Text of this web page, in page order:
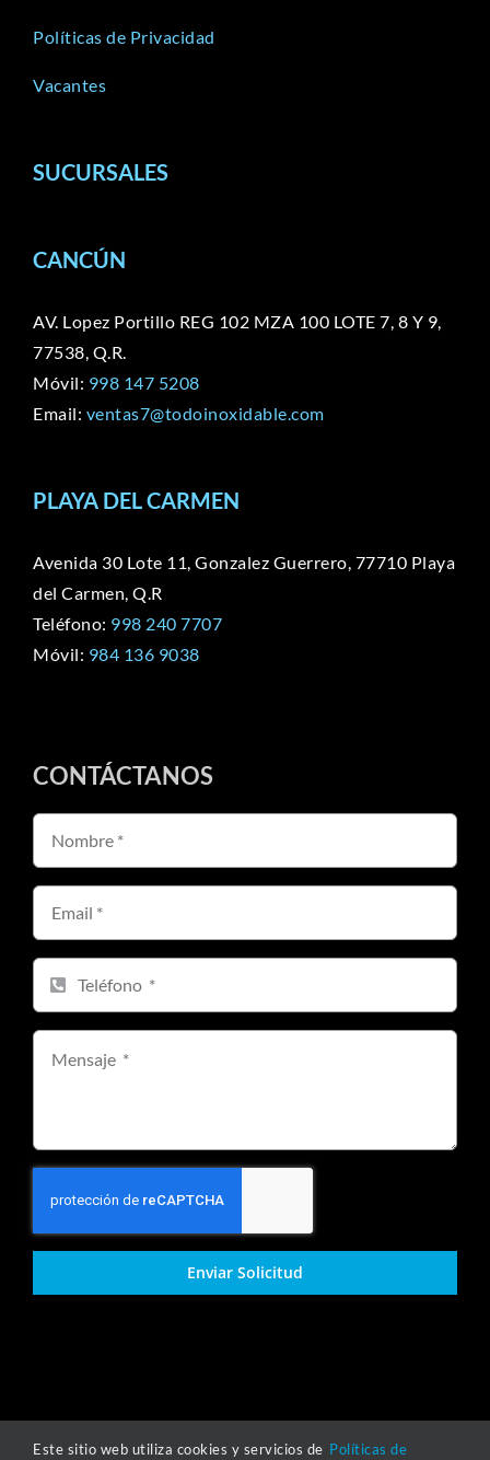
Políticas de Privacidad
Vacantes
SUCURSALES
CANCÚN
AV. Lopez Portillo REG 102 MZA 100 LOTE 7, 8 Y 9,
77538, Q.R.
Móvil: 998 147 5208
Email: ventas7@todoinoxidable.com
PLAYA DEL CARMEN
Avenida 30 Lote 11, Gonzalez Guerrero, 77710 Playa
del Carmen, Q.R
Teléfono: 998 240 7707
Móvil: 984 136 9038
CONTÁCTANOS
Enviar Solicitud
Copyright © 2021-2025 | Grupo Todo Inoxidable |Políticas de
Este sitio web utiliza cookies y servicios de Políticas de